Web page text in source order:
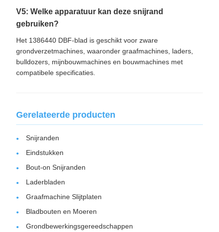
V5: Welke apparatuur kan deze snijrand
gebruiken?
Het 1386440 DBF-blad is geschikt voor zware
grondverzetmachines, waaronder graafmachines, laders,
bulldozers, mijnbouwmachines en bouwmachines met
compatibele specificaties.
Gerelateerde producten
Snijranden
Eindstukken
Bout-on Snijranden
Laderbladen
Graafmachine Slijtplaten
Bladbouten en Moeren
Grondbewerkingsgereedschappen